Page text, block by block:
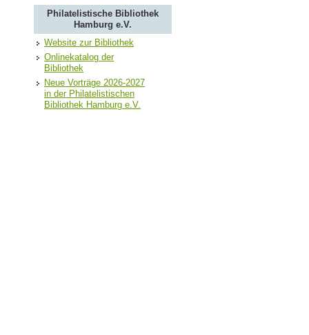
Philatelistische Bibliothek
Hamburg e.V.
Website zur Bibliothek
Onlinekatalog der
Bibliothek
Neue Vorträge 2026-2027
in der Philatelistischen
Bibliothek Hamburg e.V.